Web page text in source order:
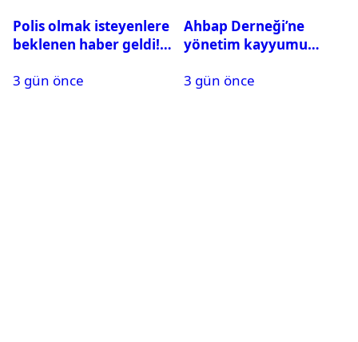
Polis olmak isteyenlere
beklenen haber geldi!
3 gün önce
Ahbap Derneği’ne
yönetim kayyumu
açıldı
3 gün önce